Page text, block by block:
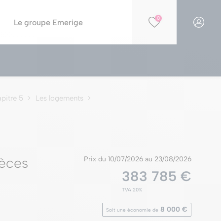
0
Nos résidences en construction
Simulation de capacité d'achat
Le groupe Emerige
5
Les logements
Prix du 10/07/2026 au 23/08/2026
383 785 €
TVA 20%
Soit une économie de 8 000 €